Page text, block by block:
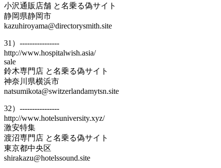
小沢通販店舗 と名乗る偽サイト
静岡県静岡市
kazuhiroyama@directorysmith.site
31）----------------
http://www.hospitalwish.asia/
sale
鈴木専門店 と名乗る偽サイト
神奈川県横浜市
natsumikota@switzerlandamytsn.site
32）----------------
http://www.hotelsuniversity.xyz/
激安特集
渡沼専門店 と名乗る偽サイト
東京都中央区
shirakazu@hotelssound.site